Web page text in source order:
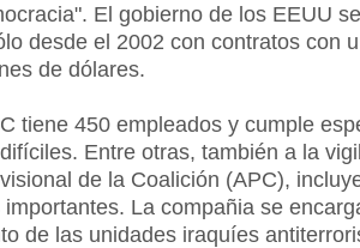
El gobierno de los EEUU
desde el 2002 con contratos con
de dólares.
tiene 450 empleados y cumple
Entre otras, también a la
de la Coalición (APC),
La compañia se
de las unidades iraquíes